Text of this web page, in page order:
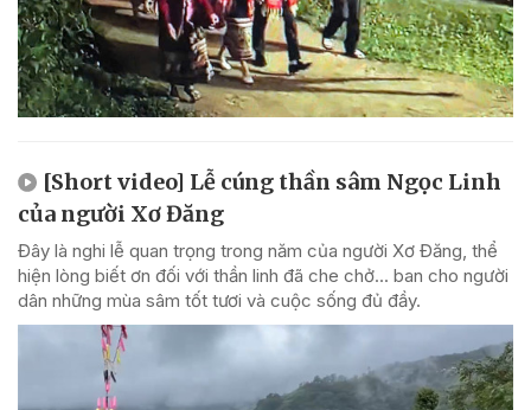
[Short video] Lễ cúng thần sâm Ngọc Linh
của người Xơ Đăng
Đây là nghi lễ quan trọng trong năm của người Xơ Đăng, thể
hiện lòng biết ơn đối với thần linh đã che chở... ban cho người
dân những mùa sâm tốt tươi và cuộc sống đủ đầy.